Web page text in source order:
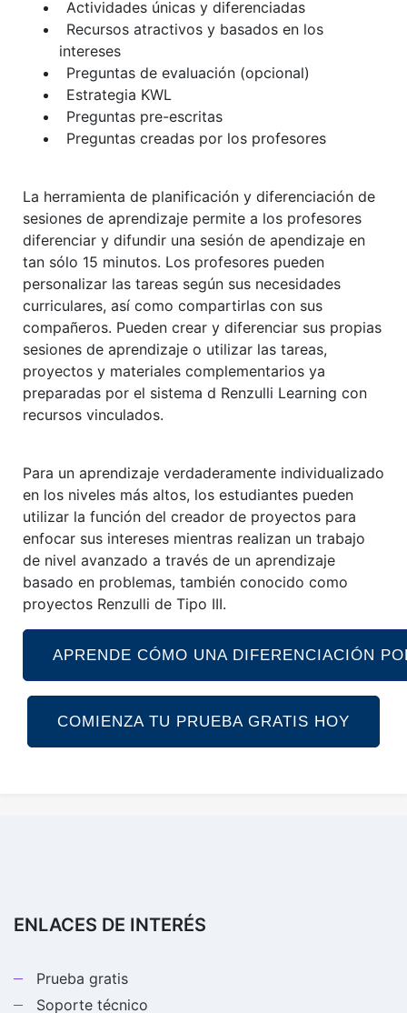
Actividades únicas y diferenciadas
Recursos atractivos y basados en los
intereses
Preguntas de evaluación (opcional)
Estrategia KWL
Preguntas pre-escritas
Preguntas creadas por los profesores
La herramienta de planificación y diferenciación de
sesiones de aprendizaje permite a los profesores
diferenciar y difundir una sesión de apendizaje en
tan sólo 15 minutos. Los profesores pueden
personalizar las tareas según sus necesidades
curriculares, así como compartirlas con sus
compañeros. Pueden crear y diferenciar sus propias
sesiones de aprendizaje o utilizar las tareas,
proyectos y materiales complementarios ya
preparadas por el sistema d Renzulli Learning con
recursos vinculados.
Para un aprendizaje verdaderamente individualizado
en los niveles más altos, los estudiantes pueden
utilizar la función del creador de proyectos para
enfocar sus intereses mientras realizan un trabajo
de nivel avanzado a través de un aprendizaje
basado en problemas, también conocido como
proyectos Renzulli de Tipo III.
APRENDE CÓMO UNA DIFERENCIACIÓN
COMIENZA TU PRUEBA GRATIS HOY
ENLACES DE INTERÉS
Prueba gratis
Soporte técnico